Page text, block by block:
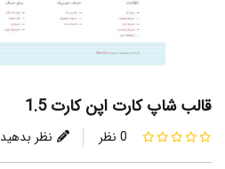
قالب شاپ کارت اپن کارت 1.5
0 نظر نظر بدهید